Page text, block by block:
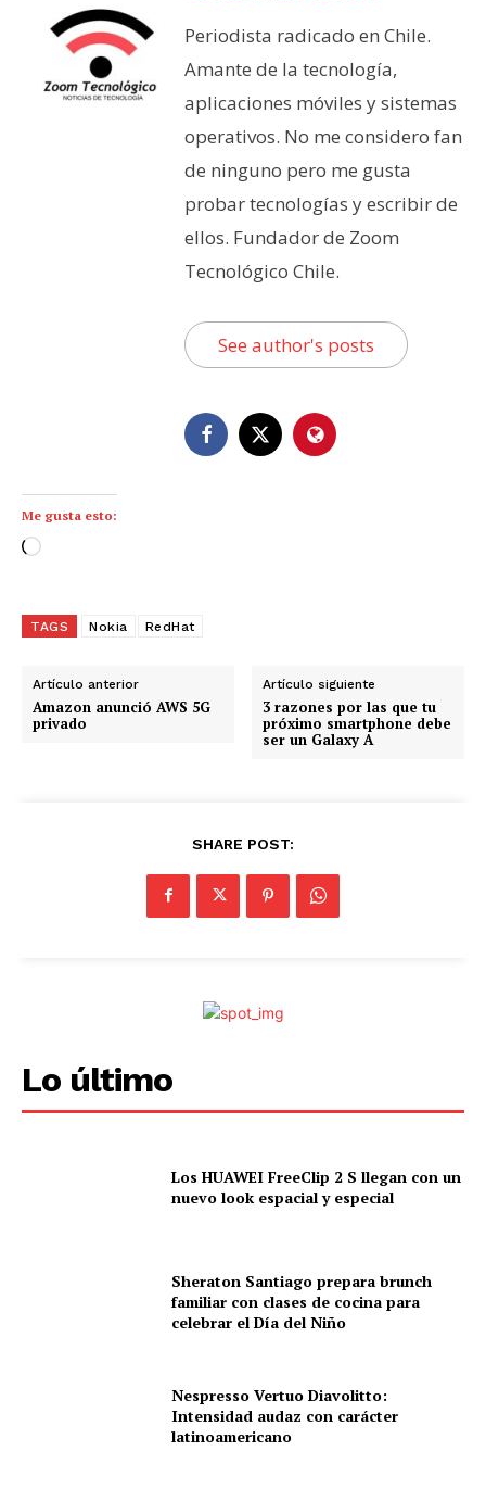
Periodista radicado en Chile.
Amante de la tecnología,
aplicaciones móviles y sistemas
operativos. No me considero fan
de ninguno pero me gusta
probar tecnologías y escribir de
ellos. Fundador de Zoom
Tecnológico Chile.
See author's posts
Me gusta esto:
C
g
n
d
o
TAGS Nokia RedHat
Artículo anterior
Amazon anunció AWS 5G
privado
Artículo siguiente
3 razones por las que tu
próximo smartphone debe
ser un Galaxy A
SHARE POST:
Lo último
Los HUAWEI FreeClip 2 S llegan con un
nuevo look espacial y especial
Sheraton Santiago prepara brunch
familiar con clases de cocina para
celebrar el Día del Niño
Nespresso Vertuo Diavolitto:
Intensidad audaz con carácter
latinoamericano